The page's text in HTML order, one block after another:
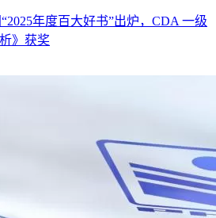
年度百大好书”出炉，CDA 一级
》获奖